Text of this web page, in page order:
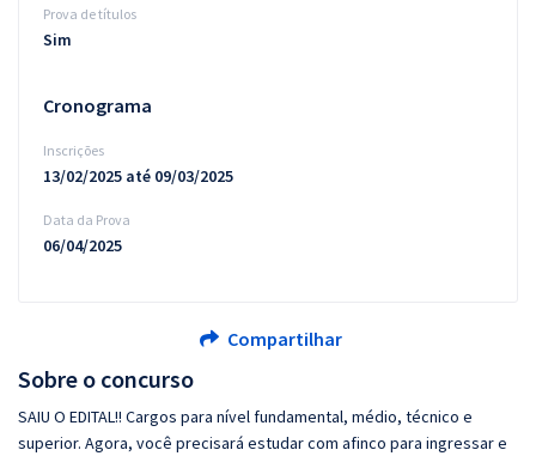
Sobre o concurso
SAIU O EDITAL!! Cargos para nível fundamental, médio, técnico e
superior. Agora, você precisará estudar com afinco para ingressar e
Prova de títulos
Sim
Cronograma
Inscrições
13/02/2025 até 09/03/2025
Data da Prova
06/04/2025
Compartilhar